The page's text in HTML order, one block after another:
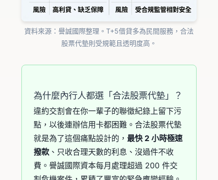
資料來源：譽誠國際整理。T+5借貸多為民間服務，合法
股票代墊則受規範且透明度高。
為什麼內行人都選「合法股票代墊」？
違約交割會在你一輩子的聯徵紀錄上留下污
點，以後連辦信用卡都困難。合法股票代墊
就是為了這個痛點設計的， 最快 2 小時極速
撥款 、只收合理天數的利息、沒過件不收
費。譽誠國際資本每月處理超過 200 件交